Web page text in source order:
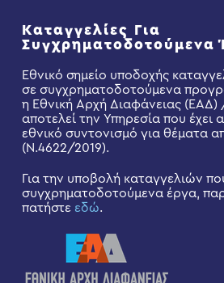
Καταγγελίες Για
Συγχρηματοδοτούμενα
Εθνικό σημείο υποδοχής
σε συγχρηματοδοτούμενα
η Εθνική Αρχή Διαφάνειας (ΕΑΔ)
αποτελεί την Υπηρεσία που έχει
εθνικό συντονισμό για θέματα
(Ν.4622/2019).
Για την υποβολή καταγγελιών
συγχρηματοδοτούμενα έργα,
πατήστε εδώ.